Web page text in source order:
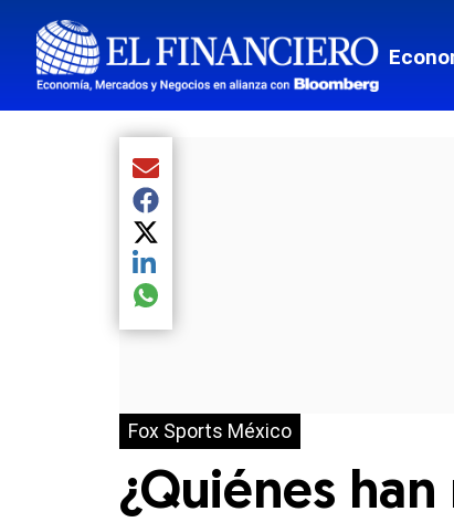
Fox Sports México
¿Quiénes
Compartir el artículo actual mediante Email
Compartir el artículo actual mediante
Compartir el artículo actual mediante
Compartir el artículo actual mediante
Compartir el artículo actual mediante